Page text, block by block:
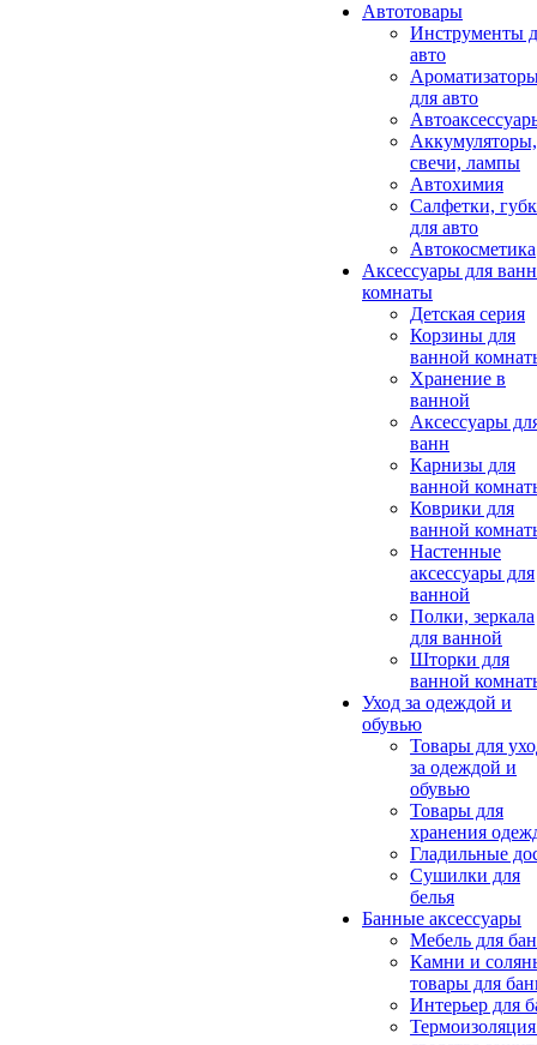
Автотовары
Инструменты
авто
для авто
Аккумуляторы,
свечи, лампы
Автохимия
Салфетки,
для авто
Автокосметика
Аксессуары для
комнаты
Детская серия
Корзины для
ванной
Хранение в
ванной
Аксессуары
ванн
Карнизы для
ванной
Коврики для
ванной
Настенные
аксессуары для
ванной
Полки, зеркала
для ванной
Шторки для
ванной
Уход за одеждой и
обувью
Товары для
за одеждой и
обувью
Товары для
хранения
Гладильные
Сушилки для
белья
Банные аксессуары
Мебель для
Камни и
товары для
Интерьер для